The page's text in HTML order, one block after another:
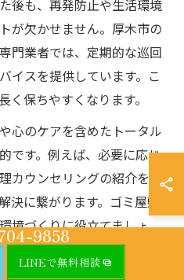
後も、再発防止や生活環境
が欠かせません。厚木市の
門業者では、定期的な巡回
イスを提供しています。こ
く保ちやすくなります。
心のケアを含めたトータル
です。例えば、必要に応じ
カウンセリングの紹介を受
に繋がります。ゴミ屋敷
境づくりに役立てましょ
9858
LINEで無料相談